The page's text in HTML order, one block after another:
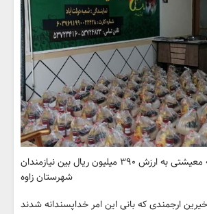
توزیع ۱۳۰ بسته معیشتی به ارزش ۳۹۰ میلیون ریال بین نیازمندان
شهرستان زاوه
ارجمندی که بانی این امر خداپسندانه شدند